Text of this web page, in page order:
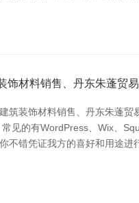
饰材料销售、丹东朱蓬贸
筑装饰材料销售、丹东朱蓬
见的有WordPress、Wix、
不错凭证我方的喜好和用途